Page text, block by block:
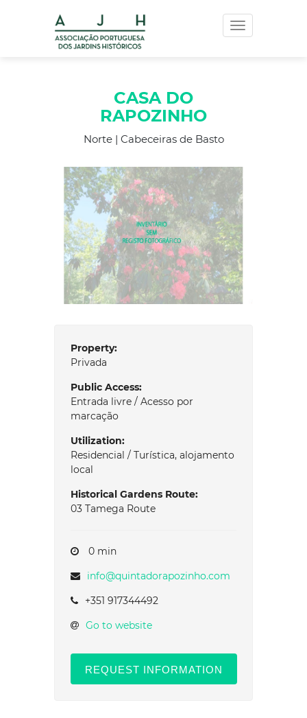
Toggle
navigation
CASA DO
RAPOZINHO
Norte | Cabeceiras de Basto
Property:
Privada
Public Access:
Entrada livre / Acesso por
marcação
Utilization:
Residencial / Turística, alojamento
local
Historical Gardens Route:
03 Tamega Route
0 min
info@quintadorapozinho.com
+351 917344492
Go to website
REQUEST INFORMATION